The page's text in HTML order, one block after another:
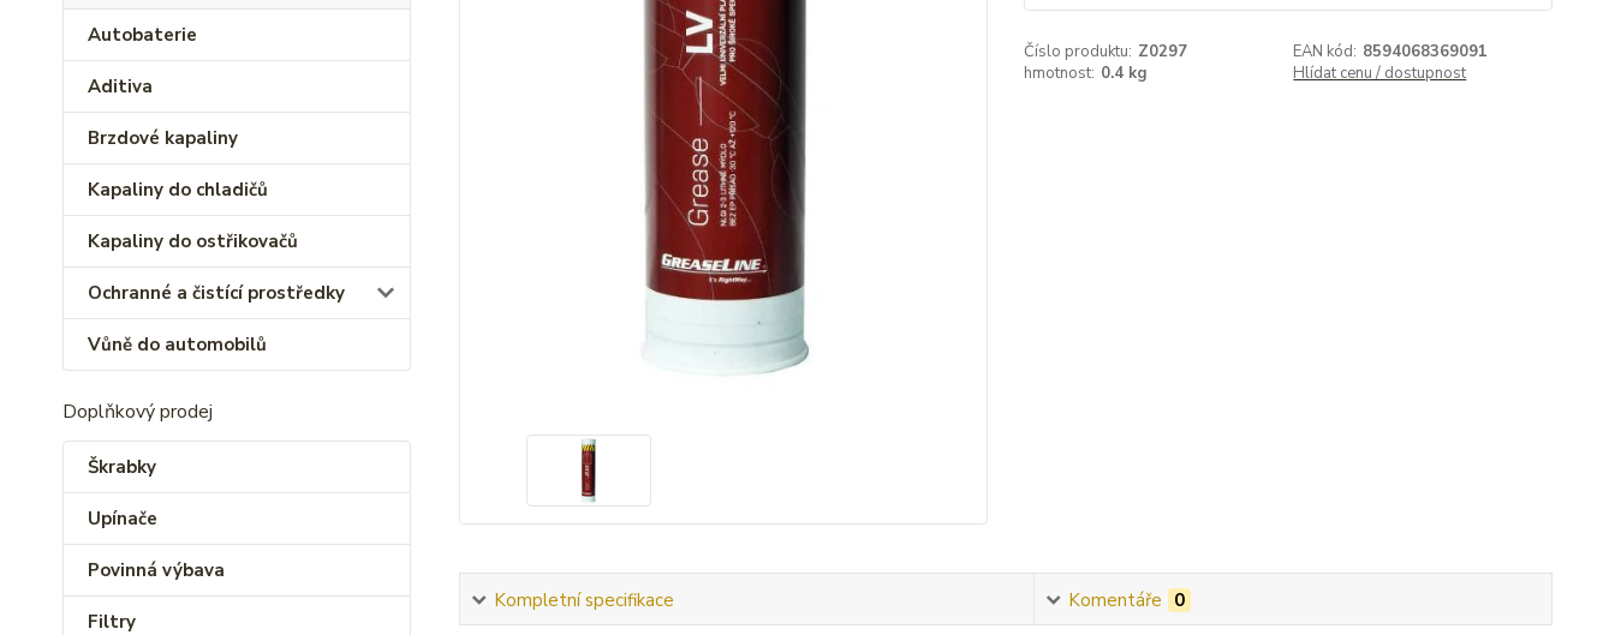
Autobaterie
Aditiva
Brzdové kapaliny
Kapaliny do chladičů
Kapaliny do ostřikovačů
Ochranné a čistící prostředky
Vůně do automobilů
Doplňkový prodej
Škrabky
Upínače
Povinná výbava
Filtry
Číslo produktu: Z0297 EAN kód: 8594068369091
hmotnost: 0.4 kg Hlídat cenu / dostupnost
Kompletní specifikace Komentáře 0